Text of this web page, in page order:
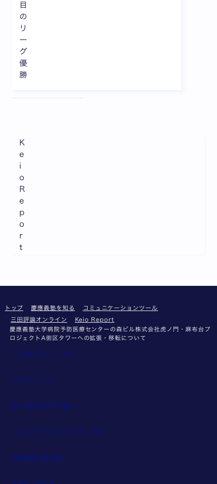
目
の
リ
ー
グ
優
勝
K
e
i
o
R
e
p
o
r
t
トップ 慶應義塾を知る
コミュニケーションツール
三田評論オンライン
Keio Report
慶應義塾大学病院予防医療センターの森ビル株式会社虎ノ門・麻布台プ
ロジェクトA街区タワーへの拡張・移転について
このサイトについて
サイトマップ
個人情報の取り扱い
ウェブアクセシビリティ方針
教職員採用情報